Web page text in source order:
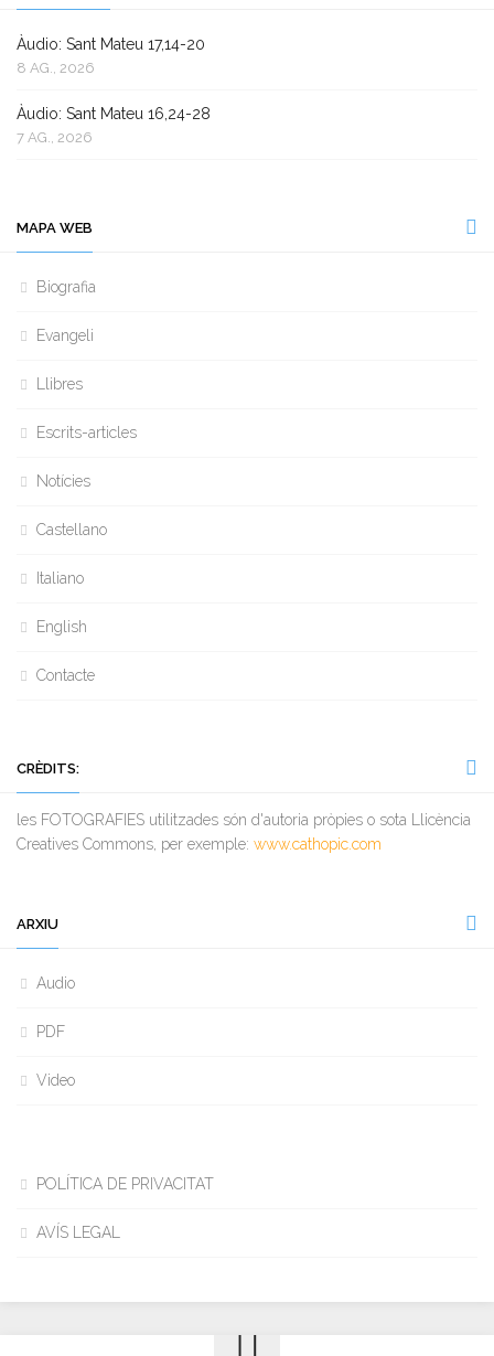
Àudio: Sant Mateu 17,14-20
8 AG., 2026
Àudio: Sant Mateu 16,24-28
7 AG., 2026
MAPA WEB
Biografia
Evangeli
Llibres
Escrits-articles
Notícies
Castellano
Italiano
English
Contacte
CRÈDITS:
les FOTOGRAFIES utilitzades són d'autoria pròpies o sota Llicència
Creatives Commons, per exemple: www.cathopic.com
ARXIU
Audio
PDF
Video
POLÍTICA DE PRIVACITAT
AVÍS LEGAL